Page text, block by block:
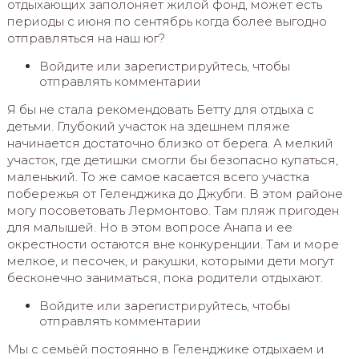
отдыхающих заполоняет жилой фонд, может есть
периоды с июня по сентябрь когда более выгодно
отправляться на наш юг?
Войдите или зарегистрируйтесь, чтобы
отправлять комментарии
Я бы не стала рекомендовать Бетту для отдыха с
детьми. Глубокий участок на здешнем пляже
начинается достаточно близко от берега. А мелкий
участок, где детишки смогли бы безопасно купаться,
маленький. То же самое касается всего участка
побережья от Геленджика до Джубги. В этом районе
могу посоветовать Лермонтово. Там пляж пригоден
для малышей. Но в этом вопросе Анапа и ее
окрестности остаются вне конкуренции. Там и море
мелкое, и песочек, и ракушки, которыми дети могут
бесконечно заниматься, пока родители отдыхают.
Войдите или зарегистрируйтесь, чтобы
отправлять комментарии
Мы с семьёй постоянно в Геленджике отдыхаем и